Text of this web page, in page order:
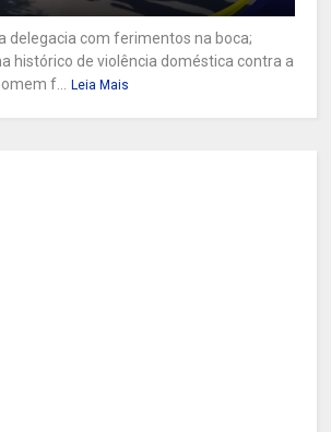
delegacia com ferimentos na boca;
histórico de violência doméstica contra a
f...
Leia Mais